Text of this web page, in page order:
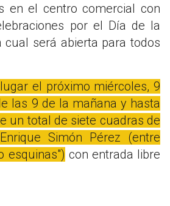
en el centro comercial con
por el Día de la
cual será abierta para todos
el próximo miércoles, 9
las 9 de la mañana y hasta
un total de siete cuadras de
Simón Pérez (entre
esquinas") con entrada libre